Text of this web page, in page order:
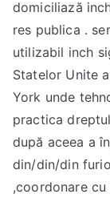
domiciliază
res publica .
utilizabil inch
Statelor Unite
York unde
practica
după aceea a
din/din/din
,coordonare